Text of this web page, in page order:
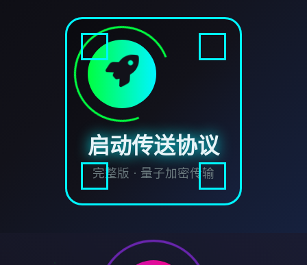
启动传送协议
完整版 · 量子加密传输